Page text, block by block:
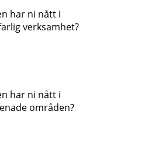
har ni nått i
verksamhet?
har ni nått i
områden?